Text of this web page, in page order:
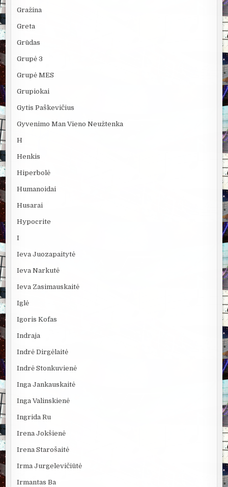
Gražina
Greta
Grūdas
Grupė 3
Grupė MES
Grupiokai
Gytis Paškevičius
Gyvenimo Man Vieno Neužtenka
H
Henkis
Hiperbolė
Humanoidai
Husarai
Hypocrite
I
Ieva Juozapaitytė
Ieva Narkutė
Ieva Zasimauskaitė
Iglė
Igoris Kofas
Indraja
Indrė Dirgėlaitė
Indrė Stonkuvienė
Inga Jankauskaitė
Inga Valinskienė
Ingrida Ru
Irena Jokšienė
Irena Starošaitė
Irma Jurgelevičiūtė
Irmantas Ba